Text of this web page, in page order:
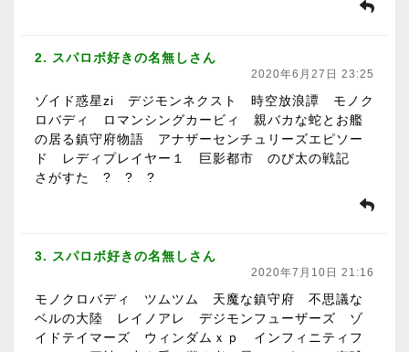
2. スパロボ好きの名無しさん
2020年6月27日 23:25
ゾイド惑星zi デジモンネクスト 時空放浪譚 モノク
ロバディ ロマンシングカービィ 親バカな蛇とお艦
の居る鎮守府物語 アナザーセンチュリーズエピソー
ド レディプレイヤー１ 巨影都市 のび太の戦記
さがすた ? ? ?
3. スパロボ好きの名無しさん
2020年7月10日 21:16
モノクロバディ ツムツム 天魔な鎮守府 不思議な
ベルの大陸 レイノアレ デジモンフューザーズ ゾ
イドテイマーズ ウィンダムｘｐ インフィニティフ